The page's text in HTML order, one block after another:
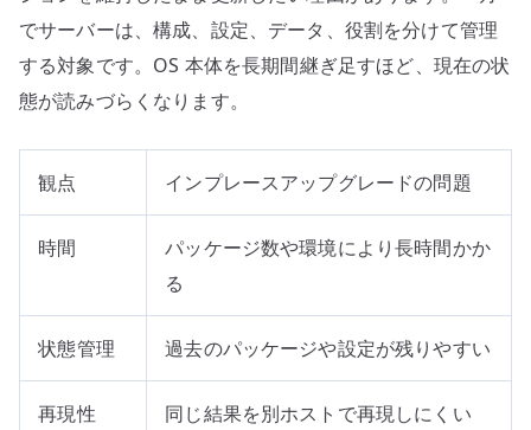
でサーバーは、構成、設定、データ、役割を分けて管理
する対象です。OS 本体を長期間継ぎ足すほど、現在の状
態が読みづらくなります。
観点 インプレースアップグレードの問題
時間
パッケージ数や環境により長時間かか
る
状態管理 過去のパッケージや設定が残りやすい
再現性 同じ結果を別ホストで再現しにくい